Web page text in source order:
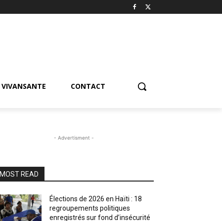
VIVANSANTE CONTACT
- Advertisment -
MOST READ
Élections de 2026 en Haïti : 18
regroupements politiques
enregistrés sur fond d’insécurité